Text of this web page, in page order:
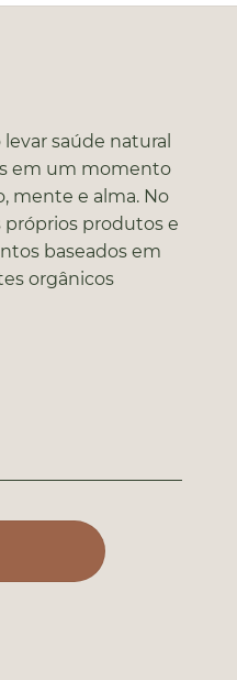
saúde natural
em um momento
mente e alma. No
próprios produtos e
baseados em
orgânicos